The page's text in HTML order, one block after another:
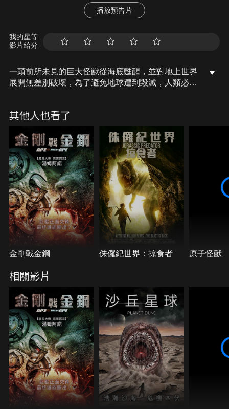
播放預告片
我的星等
影片給分
一頭前所未見的巨大怪獸從海底甦醒，並對地上世界
展開無差別破壞，為了避免地球遭到毀滅，人類必須
其他人也看了
金剛戰金鋼 侏儸紀世界：掠食者 原子怪獸
相關影片